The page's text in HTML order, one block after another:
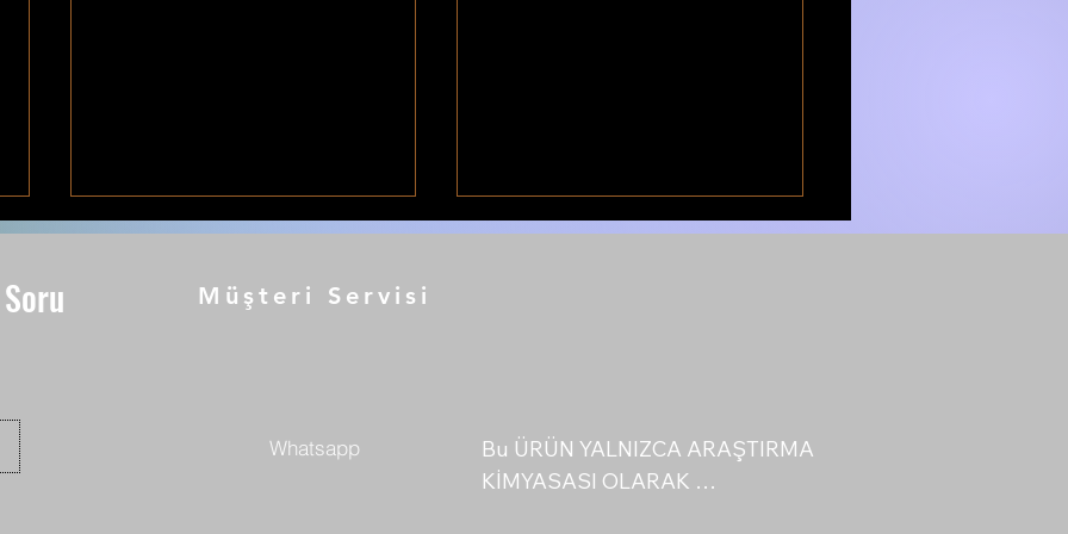
“Çok Çalışıyorum Ama
Yaptığı 7 Hata
Çok çalışmak yetmez; gelişim için
Peptidler Abartılıyor mu?
Müşteri Servisi
Whatsapp
Bu ÜRÜN YALNIZCA ARAŞTIRMA
KİMYASASI OLARAK